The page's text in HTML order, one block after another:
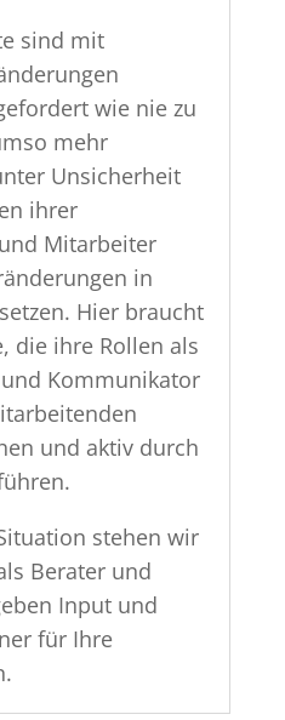
sind mit
wie nie zu
mehr
Unsicherheit
ihrer
Mitarbeiter
in
Hier braucht
die ihre Rollen als
Kommunikator
und aktiv durch
stehen wir
Berater und
Input und
für Ihre